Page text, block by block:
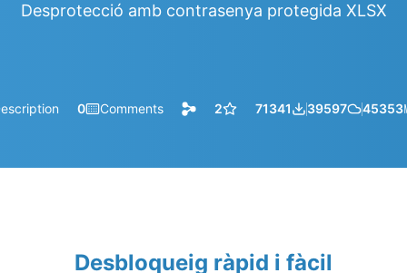
Desprotecció amb contrasenya protegida XLSX
0 Comments 2 71341 39597 45353
Desbloqueig ràpid i fàcil